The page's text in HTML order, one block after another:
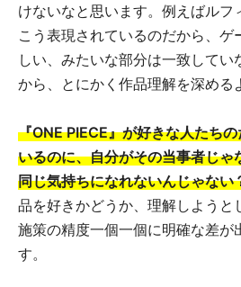
けないなと思います。例えばルフ
こう表現されているのだから、ゲ
しい、みたいな部分は一致して
から、とにかく作品理解を深める
『ONE PIECE』が好きな人たち
いるのに、自分がその当事者じゃ
同じ気持ちになれないんじゃない
品を好きかどうか、理解しようと
施策の精度一個一個に明確な差が
す。